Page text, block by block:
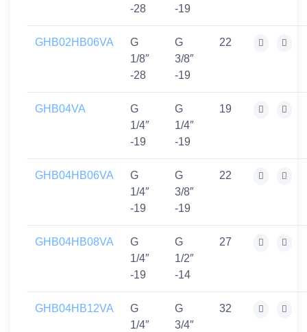
-28
-19
GHB02HB06VA
G
1/8″
-28
G
3/8″
-19
22
GHB04VA
G
1/4″
-19
G
1/4″
-19
19
GHB04HB06VA
G
1/4″
-19
G
3/8″
-19
22
GHB04HB08VA
G
1/4″
-19
G
1/2″
-14
27
GHB04HB12VA
G
1/4″
G
3/4″
32